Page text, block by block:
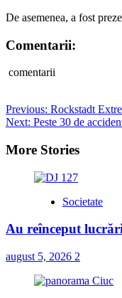
De asemenea, a fost
Comentarii:
comentarii
Post
navigation
Previous: Rockstadt
Next: Peste 30 de
More Stories
Societate
Au reînceput
august 5, 2026 2